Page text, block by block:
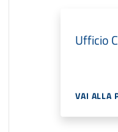
Ufficio
VAI ALLA